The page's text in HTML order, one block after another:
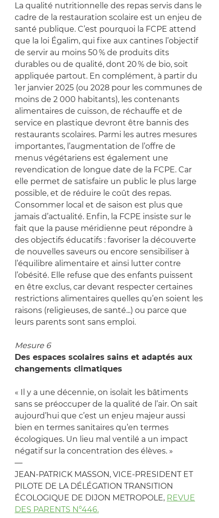
La qualité nutritionnelle des repas servis dans le
cadre de la restauration scolaire est un enjeu de
santé publique. C’est pourquoi la FCPE attend
que la loi Égalim, qui fixe aux cantines l’objectif
de servir au moins 50 % de produits dits
durables ou de qualité, dont 20 % de bio, soit
appliquée partout. En complément, à partir du
1er janvier 2025 (ou 2028 pour les communes de
moins de 2 000 habitants), les contenants
alimentaires de cuisson, de réchauffe et de
service en plastique devront être bannis des
restaurants scolaires. Parmi les autres mesures
importantes, l’augmentation de l’offre de
menus végétariens est également une
revendication de longue date de la FCPE. Car
elle permet de satisfaire un public le plus large
possible, et de réduire le coût des repas.
Consommer local et de saison est plus que
jamais d’actualité. Enfin, la FCPE insiste sur le
fait que la pause méridienne peut répondre à
des objectifs éducatifs : favoriser la découverte
de nouvelles saveurs ou encore sensibiliser à
l’équilibre alimentaire et ainsi lutter contre
l’obésité. Elle refuse que des enfants puissent
en être exclus, car devant respecter certaines
restrictions alimentaires quelles qu’en soient les
raisons (religieuses, de santé...) ou parce que
leurs parents sont sans emploi.
Mesure 6
Des espaces scolaires sains et adaptés aux
changements climatiques
« Il y a une décennie, on isolait les bâtiments
sans se préoccuper de la qualité de l’air. On sait
aujourd’hui que c’est un enjeu majeur aussi
bien en termes sanitaires qu’en termes
écologiques. Un lieu mal ventilé a un impact
négatif sur la concentration des élèves. »
—
JEAN-PATRICK MASSON, VICE-PRESIDENT ET
PILOTE DE LA DÉLÉGATION TRANSITION
ÉCOLOGIQUE DE DIJON METROPOLE, REVUE
DES PARENTS N°446.